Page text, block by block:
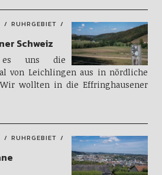
RUHRGEBIET
Schweiz
es uns die
von Leichlingen aus in nördliche
wollten in die Effringhausener
RUHRGEBIET